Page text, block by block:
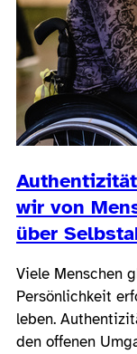
wir von
über
Viele Menschen
Persönlichkeit
leben.
den offenen